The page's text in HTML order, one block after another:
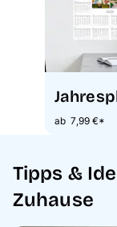
ab 7,99 €*
Tipps &
Zuhause